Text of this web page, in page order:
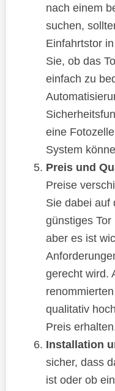
nach einem
suchen,
Einfahrtstor
Sie, ob das
einfach zu
eine
System
Preis und
Preise
Sie dabei auf
günstiges
aber es ist
gerecht wird.
qualitativ
Preis
Installation
sicher, dass
ist oder ob